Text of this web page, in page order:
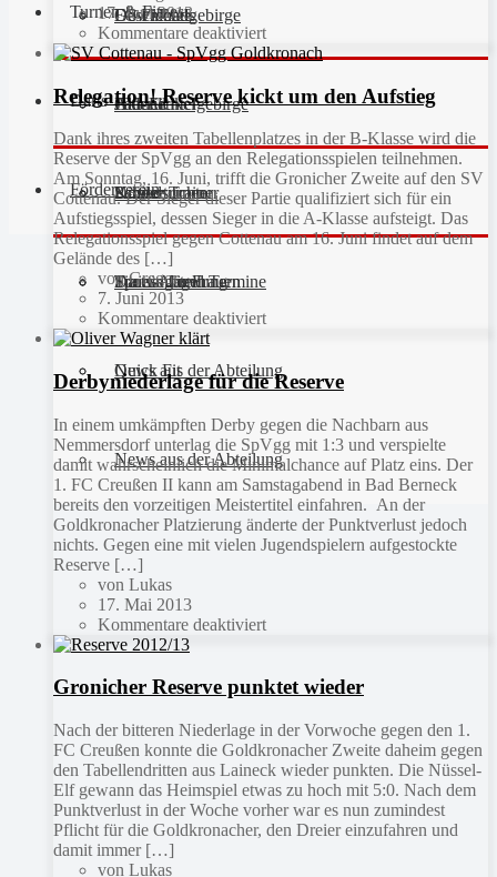
Geschichte
Fan-Artikel
Partner
Sportanlagen
Downloads
Galerie
FC Fichtelgebirge
JFG Fichtelgebirge
Schiedsrichter
Aktuell
Unsere Trainer
Training und Termine
Turnen & Fitness
Kinderturnen
Fitness für Frauen
Quick Fit
News aus der Abteilung
Darts
Darts-Abteilung
News aus der Abteilung
Förderverein
17. Juni 2013
Kommentare deaktiviert
Relegation! Reserve kickt um den Aufstieg
Dank ihres zweiten Tabellenplatzes in der B-Klasse wird die
Reserve der SpVgg an den Relegationsspielen teilnehmen.
Am Sonntag, 16. Juni, trifft die Gronicher Zweite auf den SV
Cottenau. Der Sieger dieser Partie qualifiziert sich für ein
Aufstiegsspiel, dessen Sieger in die A-Klasse aufsteigt. Das
Relegationsspiel gegen Cottenau am 16. Juni findet auf dem
Gelände des […]
von Gregor
7. Juni 2013
Kommentare deaktiviert
Derbyniederlage für die Reserve
In einem umkämpften Derby gegen die Nachbarn aus
Nemmersdorf unterlag die SpVgg mit 1:3 und verspielte
damit wahrscheinlich die Minimalchance auf Platz eins. Der
1. FC Creußen II kann am Samstagabend in Bad Berneck
bereits den vorzeitigen Meistertitel einfahren. An der
Goldkronacher Platzierung änderte der Punktverlust jedoch
nichts. Gegen eine mit vielen Jugendspielern aufgestockte
Reserve […]
von Lukas
17. Mai 2013
Kommentare deaktiviert
Gronicher Reserve punktet wieder
Nach der bitteren Niederlage in der Vorwoche gegen den 1.
FC Creußen konnte die Goldkronacher Zweite daheim gegen
den Tabellendritten aus Laineck wieder punkten. Die Nüssel-
Elf gewann das Heimspiel etwas zu hoch mit 5:0. Nach dem
Punktverlust in der Woche vorher war es nun zumindest
Pflicht für die Goldkronacher, den Dreier einzufahren und
damit immer […]
von Lukas